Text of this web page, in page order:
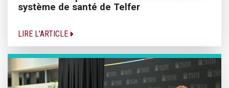
système de santé de Telfer
LIRE L'ARTICLE